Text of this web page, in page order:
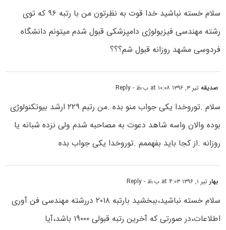
سلام خسته نباشید خدا قوت به نظرتون من با رتبه ۹۶ که توی
رشته مهندسی فیزیولوژی دامپزشکی قبول شدم میتونم دانشگاه
فردوسی مشهد روزانه قبول شم؟؟؟
صدیقهتیر ۳, ۱۳۹۶ at ۱۰:۰۸ ب٫ظ - Reply
سلام .توروخدا یکی جواب منو بده .من رتبم ۲۲۹ ارشد بیوتکنولوژی
بوده والان واسه شاهد دعوت به مصاحبه شدم ولی نزده شبانه یا
روزانه .از کجا باید بفهممم ‌.توروخدا یکی جواب بده
بهارتیر ۱, ۱۳۹۶ at ۴:۰۳ ب٫ظ - Reply
سلام خسته نباشید،ببخشید بارتبه ۲۰۱۸ دررشته مهندسی فن آوری
اطلاعات،در صورتی که آخرین رتبه قبولی ۱۹۰۰۰ باشد،آیا